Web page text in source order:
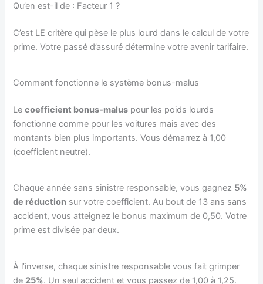
Qu’en est-il de : Facteur 1 ?
C’est LE critère qui pèse le plus lourd dans le calcul de votre
prime. Votre passé d’assuré détermine votre avenir tarifaire.
Comment fonctionne le système bonus-malus
Lecoefficient bonus-malus pour les poids lourds
fonctionne comme pour les voitures mais avec des
montants bien plus importants. Vous démarrez à 1,00
(coefficient neutre).
Chaque année sans sinistre responsable, vous gagnez 5%
de réduction sur votre coefficient. Au bout de 13 ans sans
accident, vous atteignez le bonus maximum de 0,50. Votre
prime est divisée par deux.
À l’inverse, chaque sinistre responsable vous fait grimper
de 25%. Un seul accident et vous passez de 1,00 à 1,25.